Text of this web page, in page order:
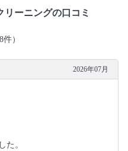
ーニングの口コミ
件）
2026年07月
た。